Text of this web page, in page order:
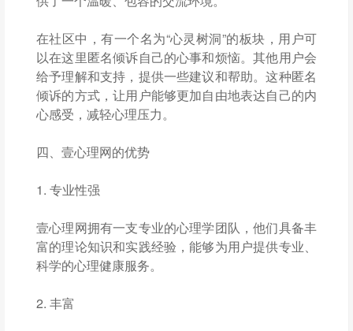
在社区中，有一个名为“心灵树洞”的板块，用户可
以在这里匿名倾诉自己的心事和烦恼。其他用户会
给予理解和支持，提供一些建议和帮助。这种匿名
倾诉的方式，让用户能够更加自由地表达自己的内
心感受，减轻心理压力。
四、壹心理网的优势
1. 专业性强
壹心理网拥有一支专业的心理学团队，他们具备丰
富的理论知识和实践经验，能够为用户提供专业、
科学的心理健康服务。
2. 丰富